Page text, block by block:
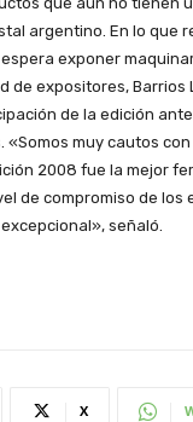
argentino. En lo que
exponer
de expositores, Barrios
de la edición
«Somos muy cautos
2008 fue la mejor
de compromiso de los
señaló.
X